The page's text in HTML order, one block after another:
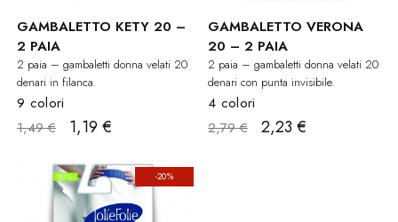
GAMBALETTO KETY 20 –
2 PAIA
2 paia – gambaletti donna velati 20
denari in filanca.
9 colori
1,49 €
1,19 €
GAMBALETTO VERONA
20 – 2 PAIA
2 paia – gambaletti donna velati 20
denari con punta invisibile.
4 colori
2,79 €
2,23 €
-20%